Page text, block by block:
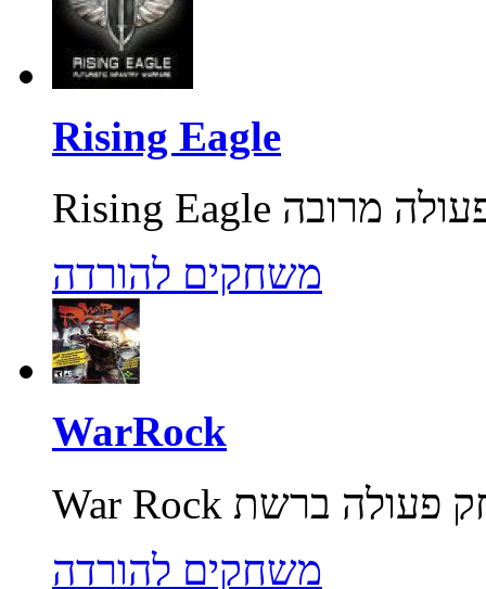
Rising Eagle
משחקים להורדה
WarRock
משחקים להורדה